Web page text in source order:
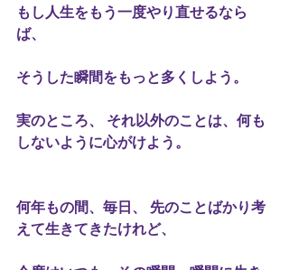
もし人生をもう一度やり直せるなら
ば、
そうした瞬間をもっと多くしよう。
実のところ、 それ以外のことは、何も
しないように心がけよう。
何年もの間、毎日、 先のことばかり考
えて生きてきたけれど、